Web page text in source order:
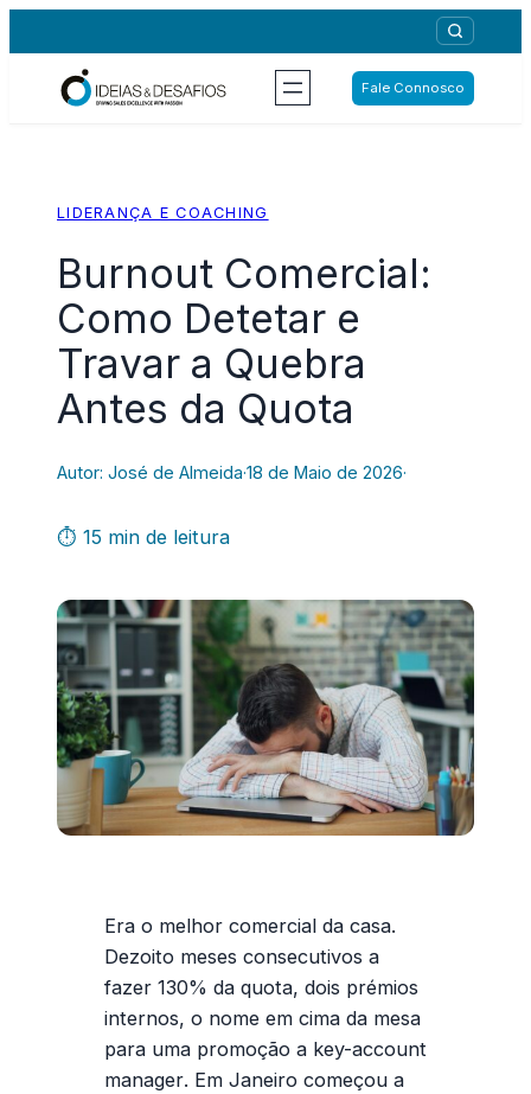
para
Fale Connosco
LIDERANÇA E COACHING
Burnout Comercial:
Como Detetar e
Travar a Quebra
Antes da Quota
Autor: José de Almeida·18 de Maio de 2026·
⏱ 15 min de leitura
Era o melhor comercial da casa.
Dezoito meses consecutivos a
fazer 130% da quota, dois prémios
internos, o nome em cima da mesa
para uma promoção a key-account
manager. Em Janeiro começou a